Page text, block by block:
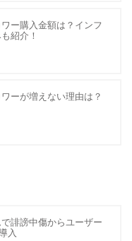
ー購入金額は？インフ
紹介！
ーが増えない理由は？
誹謗中傷からユーザー
入